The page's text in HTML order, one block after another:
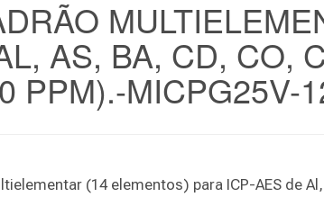
AS, BA, CD, CO,
PPM).-MICPG25V-
(14 elementos) para ICP-AES de